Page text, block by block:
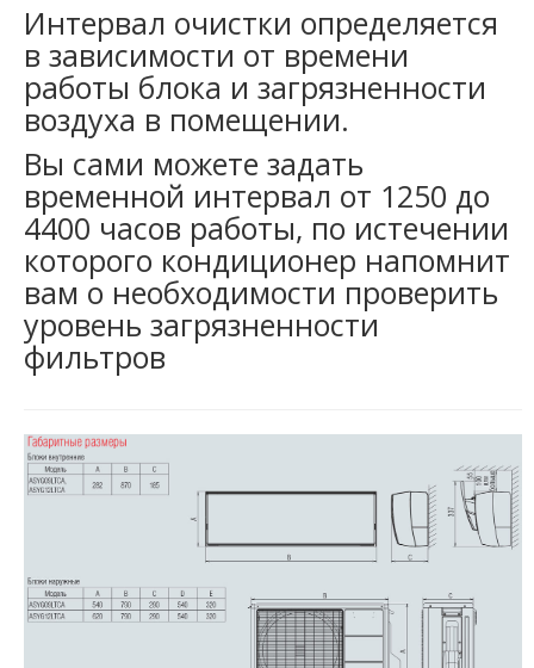
Интервал очистки определяется
в зависимости от времени
работы блока и загрязненности
воздуха в помещении.
Вы сами можете задать
временной интервал от 1250 до
4400 часов работы, по истечении
которого кондиционер напомнит
вам о необходимости проверить
уровень загрязненности
фильтров